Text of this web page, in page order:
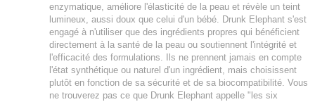
enzymatique, améliore l'élasticité de la peau et révèle un teint
lumineux, aussi doux que celui d'un bébé. Drunk Elephant s'est
engagé à n'utiliser que des ingrédients propres qui bénéficient
directement à la santé de la peau ou soutiennent l'intégrité et
l'efficacité des formulations. Ils ne prennent jamais en compte
l'état synthétique ou naturel d'un ingrédient, mais choisissent
plutôt en fonction de sa sécurité et de sa biocompatibilité. Vous
ne trouverez pas ce que Drunk Elephant appelle "les six